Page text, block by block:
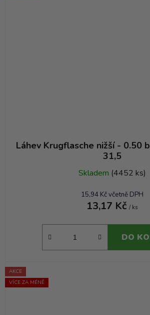
Láhev Krugflasche nižší - 0.50
31,5
Skladem (4452 ks)
15,94 Kč včetně DPH
13,17 Kč / ks
DO
AKCE
VÍCE ZA MÉNĚ